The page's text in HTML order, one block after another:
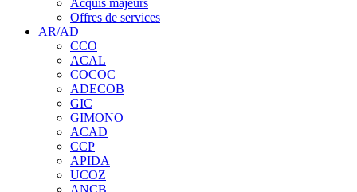
Offres de services
AR/AD
CCO
ACAL
COCOC
ADECOB
GIC
GIMONO
ACAD
CCP
APIDA
UCOZ
ANCB